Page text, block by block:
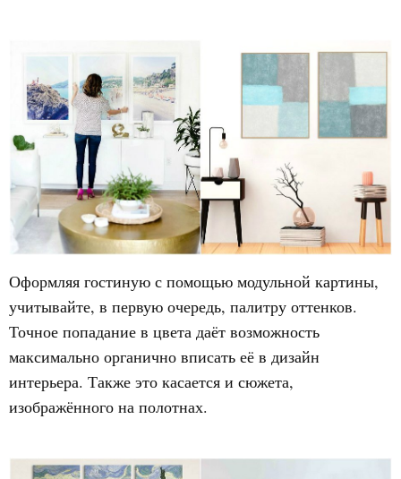
Оформляя гостиную с помощью модульной картины,
учитывайте, в первую очередь, палитру оттенков.
Точное попадание в цвета даёт возможность
максимально органично вписать её в дизайн
интерьера. Также это касается и сюжета,
изображённого на полотнах.